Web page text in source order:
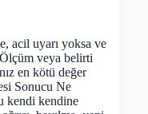
acil uyarı yoksa ve
veya belirti
en kötü değer
Sonucu Ne
kendi kendine